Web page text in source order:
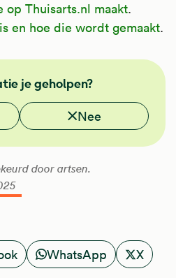
op Thuisarts.nl maakt.
en hoe die wordt gemaakt.
je geholpen?
nuttig? Nee
door artsen.
WhatsApp X